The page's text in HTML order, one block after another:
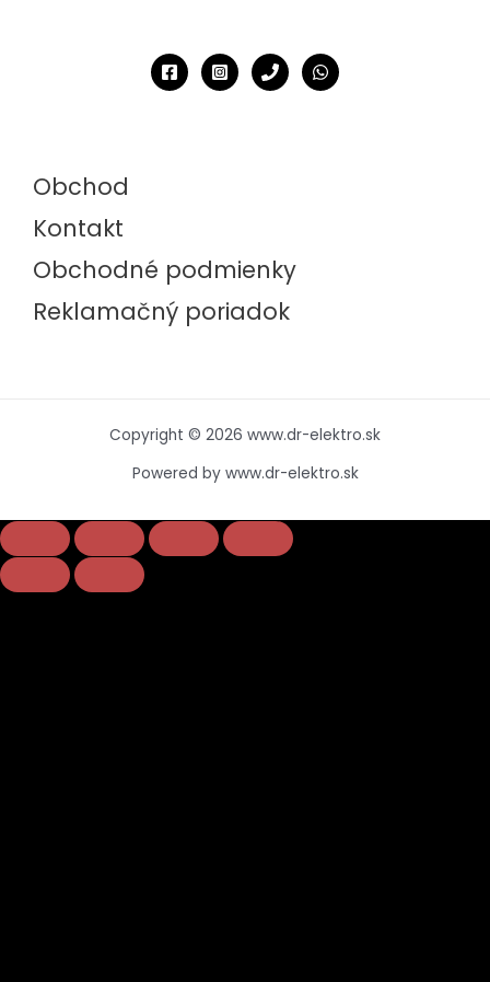
Obchod
Kontakt
Obchodné podmienky
Reklamačný poriadok
Copyright © 2026 www.dr-elektro.sk
Powered by www.dr-elektro.sk